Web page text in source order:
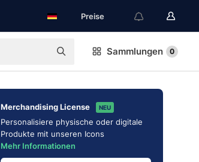
Preise
Sammlungen 0
Merchandising License NEU
Personalisiere physische oder digitale
Produkte mit unseren Icons
Mehr Informationen